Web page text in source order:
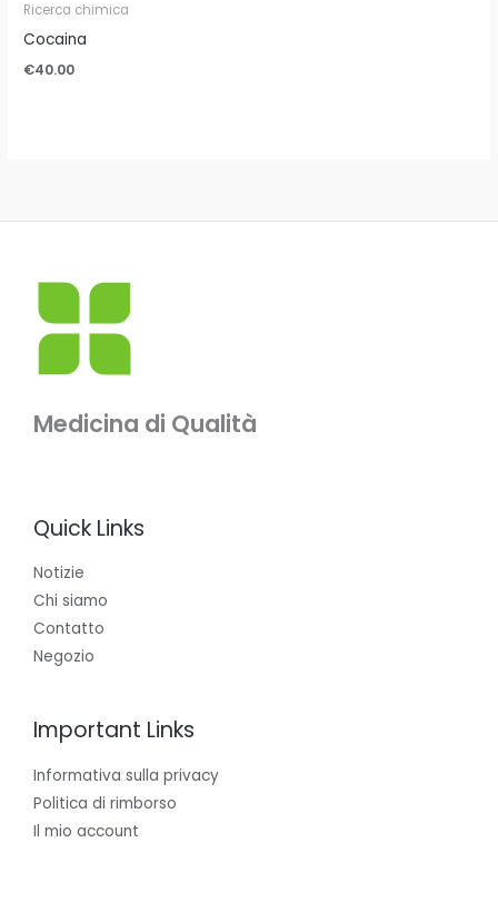
Ricerca chimica
Cocaina
€40.00
Medicina di Qualità
Quick Links
Notizie
Chi siamo
Contatto
Negozio
Important Links
Informativa sulla privacy
Politica di rimborso
Il mio account